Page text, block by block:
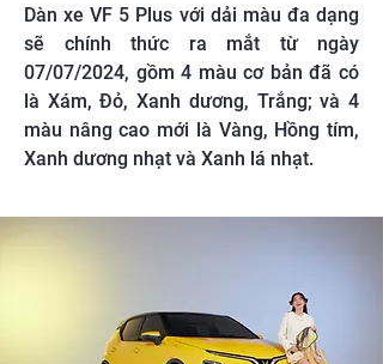
Dàn xe VF 5 Plus với dải màu đa dạng
sẽ chính thức ra mắt từ ngày
07/07/2024, gồm 4 màu cơ bản đã có
là Xám, Đỏ, Xanh dương, Trắng; và 4
màu nâng cao mới là Vàng, Hồng tím,
Xanh dương nhạt và Xanh lá nhạt.